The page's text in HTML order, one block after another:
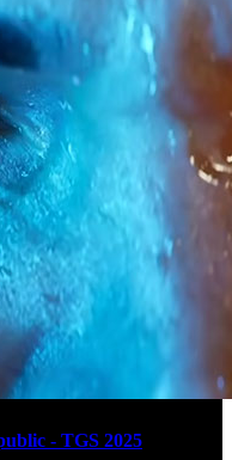
- TGS 2025